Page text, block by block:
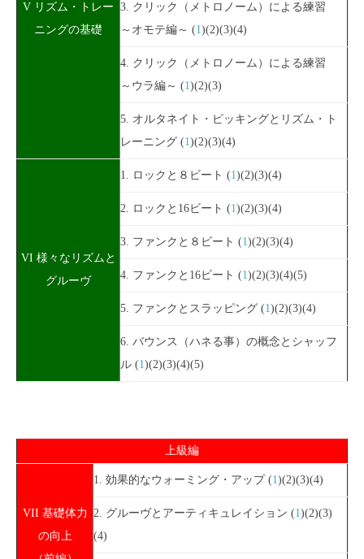
V リズム・トレー
ニングの基礎
3. クリック（メトロノーム）による練習
～オモテ編～ (1)(2)(3)(4)
4. クリック（メトロノーム）による練習
～ウラ編～ (1)(2)(3)
5. オルタネイト・ピッキングとリズム・ト
レーニング (1)(2)(3)(4)
VI 様々なリズムと
グルーヴ
1. ロックと８ビート (1)(2)(3)(4)
2. ロックと16ビート (1)(2)(3)(4)
3. ファンクと８ビート (1)(2)(3)(4)
4. ファンクと16ビート (1)(2)(3)(4)(5)
5. ファンクとスラッピング (1)(2)(3)(4)
6. バウンス（ハネる事）の概念とシャッフ
ル (1)(2)(3)(4)(5)
上級編
VII 基礎体力
の向上
1. 効果的なウォーミング・アップ (1)(2)(3)(4)
2. グルーヴとアーティキュレイション (1)(2)(3)
(4)